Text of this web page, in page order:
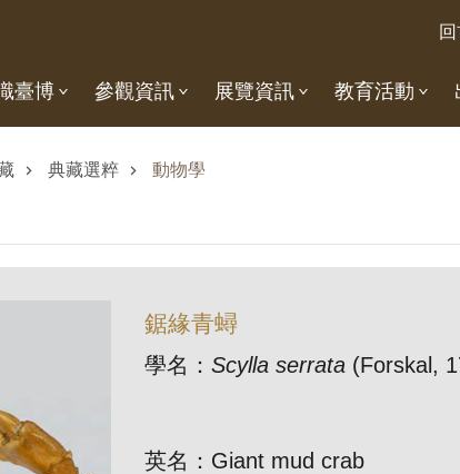
臺博 參觀資訊 展覽資訊 教育活動
典藏選粹 動物學
鋸緣青蟳
學名： Scylla serrata(Forskal,
英名：Giant mud crab